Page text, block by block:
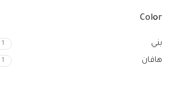
Color
بني 1
هافان 1